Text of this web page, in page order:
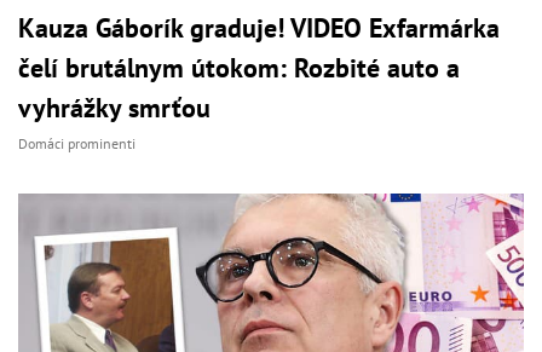
Kauza Gáborík graduje! VIDEO Exfarmárka
čelí brutálnym útokom: Rozbité auto a
vyhrážky smrťou
Domáci prominenti